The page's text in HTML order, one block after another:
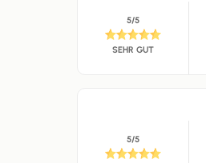
5/5
SEHR GUT
5/5